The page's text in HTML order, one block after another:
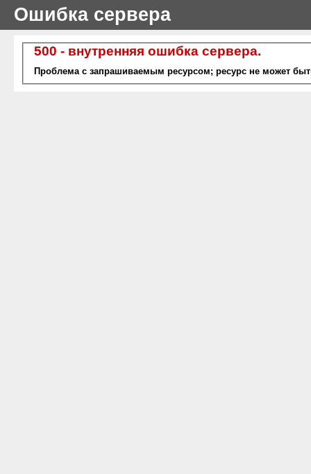
Ошибка сервера
500 - внутренняя ошибка сервера.
Проблема с запрашиваемым ресурсом; ресурс не может